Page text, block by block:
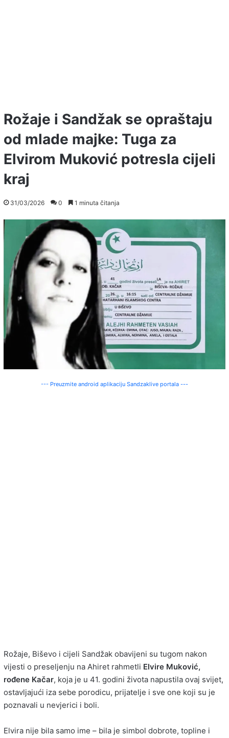
Rožaje i Sandžak se opraštaju
od mlade majke: Tuga za
Elvirom Muković potresla cijeli
kraj
31/03/2026 0 1 minuta čitanja
--- Preuzmite android aplikaciju Sandzaklive portala ---
Rožaje, Biševo i cijeli Sandžak obavijeni su tugom nakon
vijesti o preseljenju na Ahiret rahmetli Elvire Muković,
rođene Kačar, koja je u 41. godini života napustila ovaj svijet,
ostavljajući iza sebe porodicu, prijatelje i sve one koji su je
poznavali u nevjerici i boli.
Elvira nije bila samo ime – bila je simbol dobrote, topline i